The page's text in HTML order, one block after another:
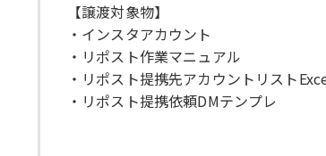
【譲渡対象物】
・インスタアカウント
・リポスト作業マニュアル
・リポスト提携先アカウントリスト
・リポスト提携依頼DMテンプレ